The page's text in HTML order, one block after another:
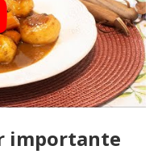
importante